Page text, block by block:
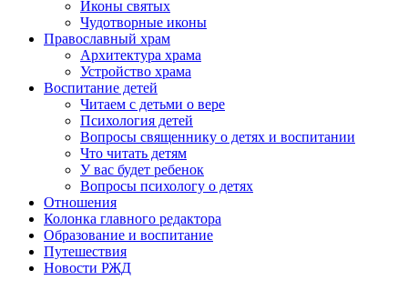
Иконы святых
Чудотворные иконы
Православный храм
Архитектура храма
Устройство храма
Воспитание детей
Читаем с детьми о вере
Психология детей
Вопросы священнику о детях и воспитании
Что читать детям
У вас будет ребенок
Вопросы психологу о детях
Отношения
Колонка главного редактора
Образование и воспитание
Путешествия
Новости РЖД